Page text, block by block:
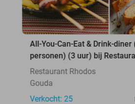
All-You-Can-Eat & Drink-diner
personen) (3 uur) bij
Restaurant Rhodos
Gouda
Verkocht: 25